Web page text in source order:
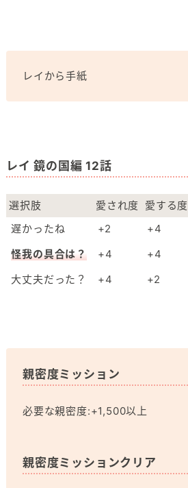
レイから手紙
レイ 鏡の国編 12話
選択肢 愛され度 愛する度
遅かったね
+2
+4
怪我の具合は？
+4
+4
大丈夫だった？
+4 +2
親密度ミッション
必要な親密度:+1,500以上
親密度ミッションクリア